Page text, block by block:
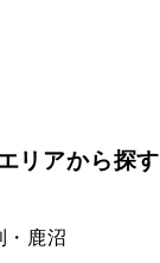
リアから探す
・鹿沼